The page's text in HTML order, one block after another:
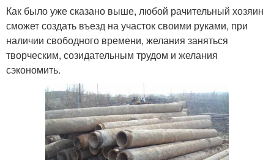
Как было уже сказано выше, любой рачительный хозяин
сможет создать въезд на участок своими руками, при
наличии свободного времени, желания заняться
творческим, созидательным трудом и желания
сэкономить.